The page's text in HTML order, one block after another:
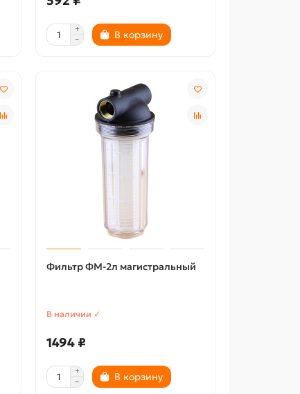
В корзину
Фильтр ФМ-2л магистральный
В наличии ✓
1494 ₽
В корзину